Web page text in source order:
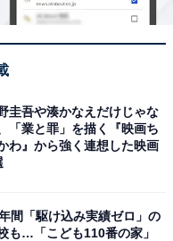
などの主要都市から
井沢をはじめとする
名所など、多くの人
す。長野県は「信州
り、ビジネスパーソ
ロジェクトが人気で
圭吾や湊かなえだけじゃな
「業と罪」を描く『映画ち
わ』から強く連想した映画
間「駆け込み実績ゼロ」の
も…「こども110番の家」